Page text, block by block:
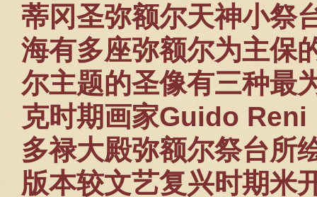
蒂冈圣弥额尔天神小祭
海有多座弥额尔为主保
尔主题的圣像有三种最
克时期画家Guido Reni
多禄大殿弥额尔祭台所
版本较文艺复兴时期米